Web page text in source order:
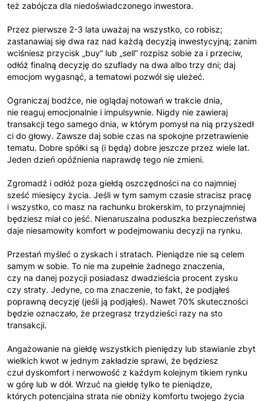
też zabójcza dla niedoświadczonego inwestora.
Przez pierwsze 2-3 lata uważaj na wszystko, co robisz;
zastanawiaj się dwa raz nad każdą decyzją inwestycyjną; zanim
wciśniesz przycisk „buy” lub „sell” rozpisz sobie za i przeciw,
odłóż finalną decyzję do szuflady na dwa albo trzy dni; daj
emocjom wygasnąć, a tematowi pozwól się uleżeć.
Ograniczaj bodźce, nie oglądaj notowań w trakcie dnia,
nie reaguj emocjonalnie i impulsywnie. Nigdy nie zawieraj
transakcji tego samego dnia, w którym pomysł na nią przyszedł
ci do głowy. Zawsze daj sobie czas na spokojne przetrawienie
tematu. Dobre spółki są (i będą) dobre jeszcze przez wiele lat.
Jeden dzień opóźnienia naprawdę tego nie zmieni.
Zgromadź i odłóż poza giełdą oszczędności na co najmniej
sześć miesięcy życia. Jeśli w tym samym czasie stracisz pracę
i wszystko, co masz na rachunku brokerskim, to przynajmniej
będziesz miał co jeść. Nienaruszalna poduszka bezpieczeństwa
daje niesamowity komfort w podejmowaniu decyzji na rynku.
Przestań myśleć o zyskach i stratach. Pieniądze nie są celem
samym w sobie. To nie ma zupełnie żadnego znaczenia,
czy na danej pozycji posiadasz dwadzieścia procent zysku
czy straty. Jedyne, co ma znaczenie, to fakt, że podjąłeś
poprawną decyzję (jeśli ją podjąłeś). Nawet 70% skuteczności
będzie oznaczało, że przegrasz trzydzieści razy na sto
transakcji.
Angażowanie na giełdę wszystkich pieniędzy lub stawianie zbyt
wielkich kwot w jednym zakładzie sprawi, że będziesz
czuł dyskomfort i nerwowość z każdym kolejnym tikiem rynku
w górę lub w dół. Wrzuć na giełdę tylko te pieniądze,
których potencjalna strata nie obniży komfortu twojego życia